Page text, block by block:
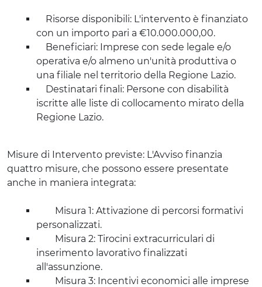
Risorse disponibili: L'intervento è finanziato
con un importo pari a €10.000.000,00.
Beneficiari: Imprese con sede legale e/o
operativa e/o almeno un'unità produttiva o
una filiale nel territorio della Regione Lazio.
Destinatari finali: Persone con disabilità
iscritte alle liste di collocamento mirato della
Regione Lazio.
Misure di Intervento previste: L'Avviso finanzia
quattro misure, che possono essere presentate
anche in maniera integrata:
Misura 1: Attivazione di percorsi formativi
personalizzati.
Misura 2: Tirocini extracurriculari di
inserimento lavorativo finalizzati
all'assunzione.
Misura 3: Incentivi economici alle imprese